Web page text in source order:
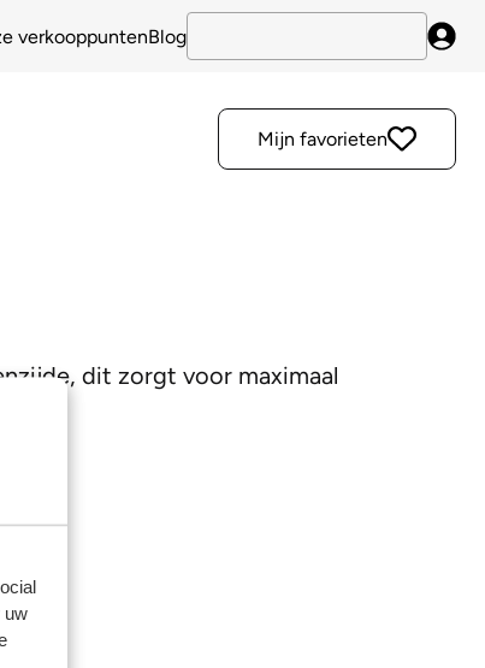
uw
verkooppuntenBlog
Mijn favorieten
dit zorgt voor maximaal